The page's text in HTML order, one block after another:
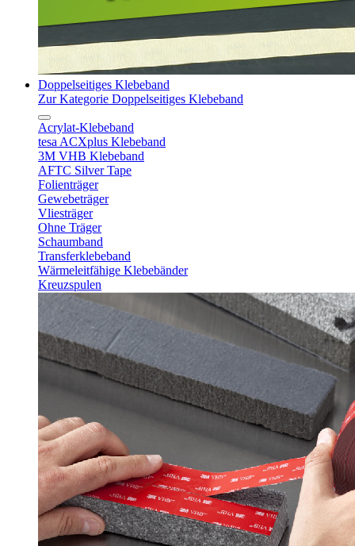
Doppelseitiges Klebeband
Zur Kategorie Doppelseitiges Klebeband
Acrylat-Klebeband
tesa ACXplus Klebeband
3M VHB Klebeband
AFTC Silver Tape
Folienträger
Gewebeträger
Vliesträger
Ohne Träger
Schaumband
Transferklebeband
Wärmeleitfähige Klebebänder
Kreuzspulen